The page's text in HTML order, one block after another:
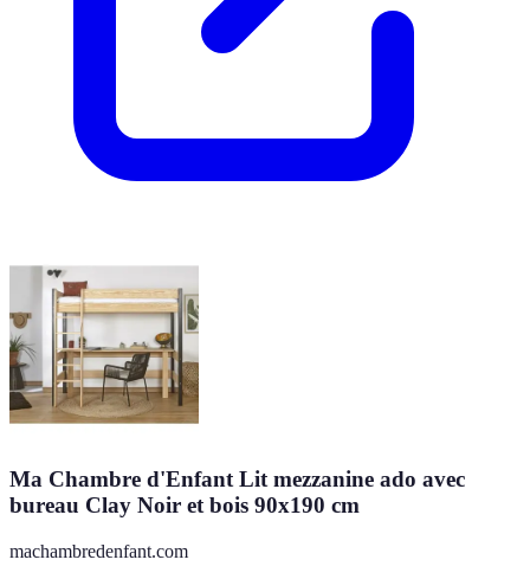
Ma Chambre d'Enfant Lit mezzanine ado avec
bureau Clay Noir et bois 90x190 cm
machambredenfant.com